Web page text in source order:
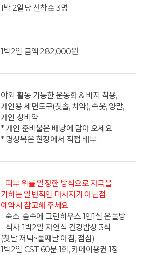
1박 2일당 선착순 3명
1박2일 금액 282,000원
야외 활동 가능한 운동화 & 바지 착용,
개인용 세면도구(칫솔, 치약), 속옷, 양말,
개인 상비약
* 개인 준비물은 배낭에 담아 오세요.
* 명상복은 현장에서 직접 배부
- 피부 위를 일정한 방식으로 자극을
가하는 일반적인 마사지가 아닌점
예약시 참고해 주세요.
- 숙소: 숲속에 그린하우스 1인1실 온돌방
- 식사: 1박2일 자연식 건강밥상 3식
(첫날 저녁~둘째날 아침, 점심)
1박2일 CST 60분 1회, 카페이용권 1장